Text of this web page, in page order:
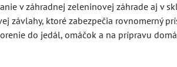
v záhradnej zeleninovej záhrade aj v
závlahy, ktoré zabezpečia rovnomerný
do jedál, omáčok a na prípravu